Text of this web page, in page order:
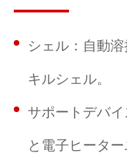
シェル：自動
キルシェル。
サポートデバ
と電子ヒータ